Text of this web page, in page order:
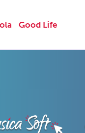
Good Life